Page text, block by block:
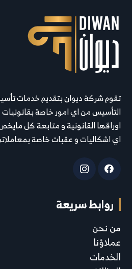
تقوم شركة ديوان بتقديم خدمات
التأسيس من اي امور خاصة
اوراقها القانونية و متابعة كل
اي اشكاليات و عقبات خاصة
روابط سريعة
من نحن
عملاؤنا
الخدمات